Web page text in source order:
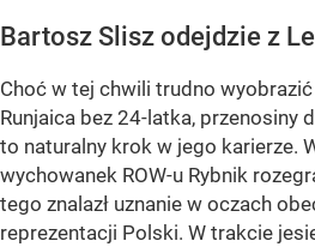
Bartosz Slisz odejdzie z
Choć w tej chwili trudno
Runjaica bez 24-latka, przenosiny
to naturalny krok w jego karierze.
wychowanek ROW-u Rybnik
tego znalazł uznanie w oczach
reprezentacji Polski. W trakcie